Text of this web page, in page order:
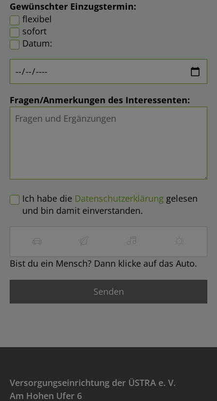
Gewünschter Einzugstermin:
flexibel
sofort
Datum:
Fragen/Anmerkungen des Interessenten:
Ich habe die Datenschutzerklärung gelesen
und bin damit einverstanden.
Bist du ein Mensch? Dann klicke auf das Auto.
Versorgungseinrichtung der ÜSTRA e. V.
Am Hohen Ufer 6